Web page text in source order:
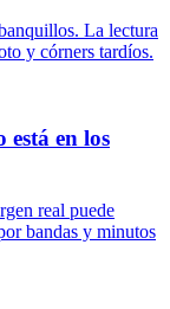
La lectura
y córners tardíos.
está en los
real puede
bandas y minutos